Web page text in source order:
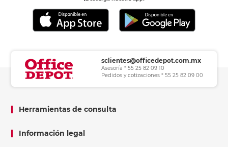
sclientes@officedepot.com.mx
Asesoría * 55 25 82 09 10
Pedidos y cotizaciones * 55 25 82 09 00
Herramientas de consulta
Información legal